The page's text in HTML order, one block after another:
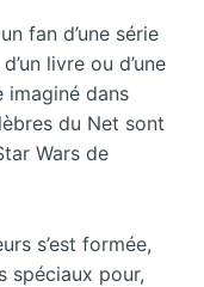
fan d’une série
livre ou d’une
imaginé dans
du Net sont
Wars de
s’est formée,
spéciaux pour,